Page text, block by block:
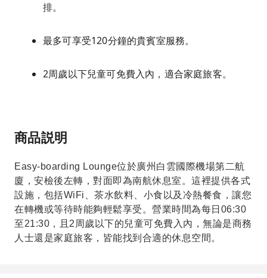
排。
最多可享受120分鐘的貴賓室服務。
2周歲以下兒童可免費入內，適合家庭旅客。
商品説明
Easy-boarding Lounge位於廣州白雲國際機場第二航
廈，安檢後左轉，對面即為南航休息室。這裡提供各式
設施，包括WiFi、茶水飲料、小食以及冷熱餐食，讓您
在轉機或等待時能夠輕鬆享受。營業時間為每日06:30
至21:30，且2周歲以下的兒童可免費入內，無論是商務
人士還是家庭旅客，皆能找到合適的休息空間。